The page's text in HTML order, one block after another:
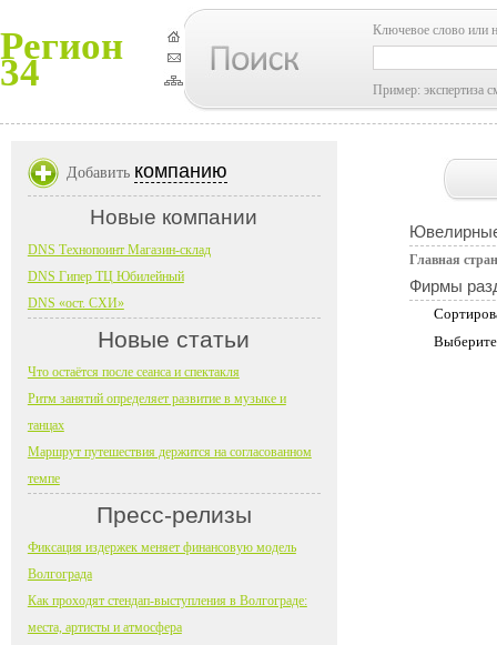
Регион
34
Ключевое слово или
Пример: экспертиза
Главная
Фирмы
Добавить компанию
Новые компании
DNS Технопоинт Магазин-склад
DNS Гипер ТЦ Юбилейный
DNS «ост. СХИ»
Новые статьи
Что остаётся после сеанса и спектакля
Ритм занятий определяет развитие в музыке и
танцах
Маршрут путешествия держится на согласованном
темпе
Пресс-релизы
Фиксация издержек меняет финансовую модель
Волгограда
Как проходят стендап-выступления в Волгограде:
места, артисты и атмосфера